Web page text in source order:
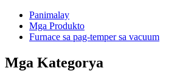
Panimalay
Mga Produkto
Furnace sa pag-temper sa vacuum
Mga Kategorya